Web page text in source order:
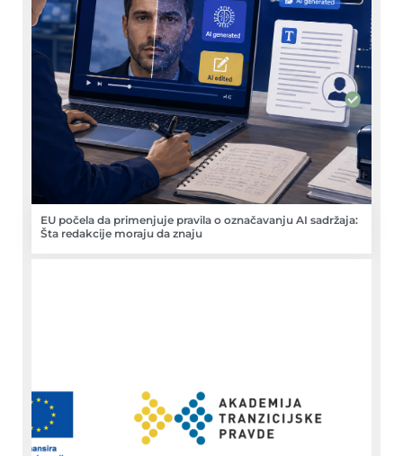
EU počela da primenjuje pravila o označavanju AI sadržaja:
Šta redakcije moraju da znaju